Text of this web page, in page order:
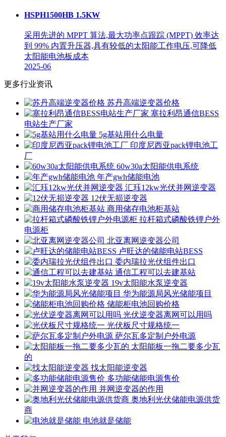
HSPH1500HB 1.5KW
采用先进的 MPPT 算法,最大功率点跟踪 (MPPT) 效率达
到 99% 内置升压器,具有较低的太阳能工作电压,可降低
太阳能电池板成本
2025-06
更多行业资讯
苏丹高端逆变器价格
塞拉利昂通信BESS
电站生产厂家
5g基站用什么电量
印度尼西亚pack锂电池工
厂
60w30a太阳能供电系统
年产gwh储能电池
汇珏12kw光伏并网逆变器
12伏无损逆变器
商用储存电池柜基站
拉杆箱式磷酸铁锂户外
电源柜
北亚离网逆变器公司
卢旺达的储能电站BESS
委内瑞拉光伏组件出口
通信工程可以去建基站
19v太阳能水泵逆变器
华为能源局风光储能项目
储能柜电池回购价格
光伏逆变器离网可以用吗
光伏板尺寸规格统一
萨尔瓦多定制户外电源
太阳能板一拖二要多少瓦
的
找太阳能逆变器
多功能储能电源售价
并网逆变器的作用
奥地利光伏储能电源供货
商
电池就是储能